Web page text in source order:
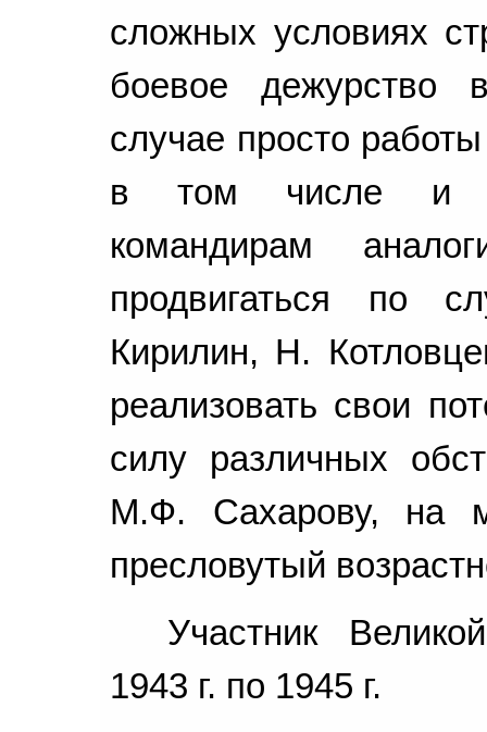
сложных условиях
боевое дежурство
случае просто
в том числе и
командирам
продвигаться по
Кирилин, Н.
реализовать свои
силу различных
М.Ф. Сахарову, на
пресловутый
Участник
1943 г. по 1945 г.